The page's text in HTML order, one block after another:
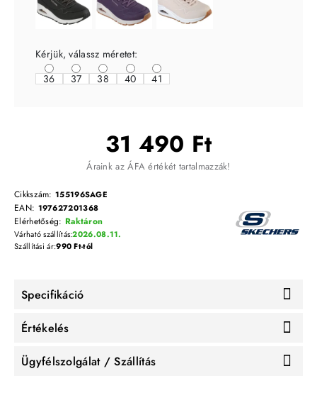
31 490 Ft
Áraink az ÁFA értékét tartalmazzák!
Cikkszám: 155196SAGE
EAN: 197627201368
Elérhetőség: Raktáron
Várható szállítás:2026.08.11.
Szállítási ár:990 Ft-tól
Kérjük, válassz méretet:
36
37 38 40 41
Specifikáció
Értékelés
Ügyfélszolgálat / Szállítás